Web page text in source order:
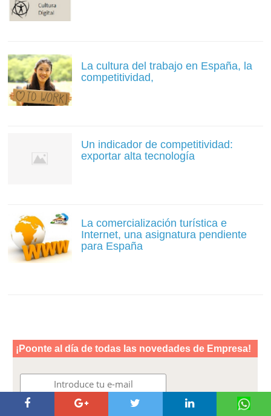
La cultura del trabajo en España, la
competitividad,
Un indicador de competitividad:
exportar alta tecnología
La comercialización turística e
Internet, una asignatura pendiente
para España